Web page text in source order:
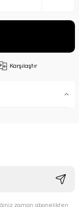
Karşılaştır
zaman abonelikten